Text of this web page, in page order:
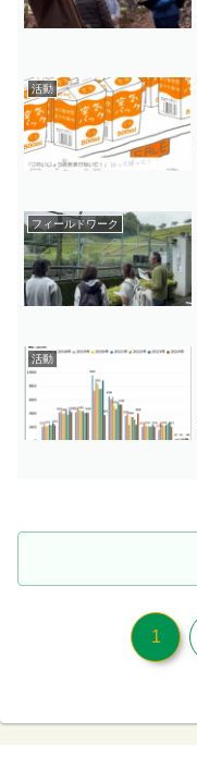
活動
フィールドワーク
活動
1